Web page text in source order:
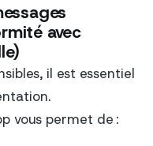
avec
il est essentiel
vous permet de :